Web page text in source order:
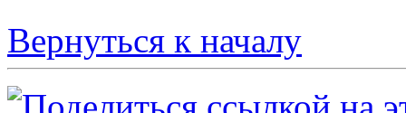
Вернуться к началу